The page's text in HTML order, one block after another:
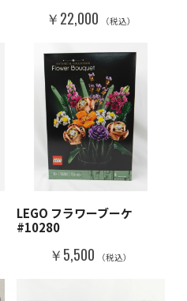
￥22,000 （税込）
LEGO フラワーブーケ
#10280
￥5,500 （税込）